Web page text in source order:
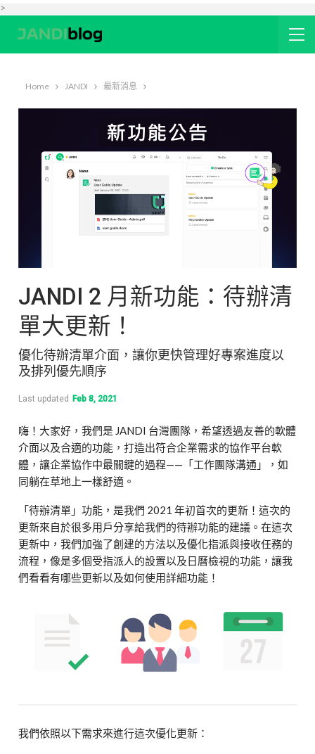
>
Home JANDI 最新消息
JANDI 2 月新功能：待辦清
單大更新！
優化待辦清單介面，讓你更快管理好專案進度以
及排列優先順序
Last updated Feb 8, 2021
嗨！大家好，我們是 JANDI 台灣團隊，希望透過友善的軟體
介面以及合適的功能，打造出符合企業需求的協作平台軟
體，讓企業協作中最關鍵的過程——「工作團隊溝通」，如
同躺在草地上一樣舒適。
「待辦清單」功能，是我們 2021 年初首次的更新！這次的
更新來自於很多用戶分享給我們的待辦功能的建議。在這次
更新中，我們加強了創建的方法以及優化指派與接收任務的
流程，像是多個受指派人的設置以及日曆檢視的功能，讓我
們看看有哪些更新以及如何使用詳細功能！
我們依照以下需求來進行這次優化更新：